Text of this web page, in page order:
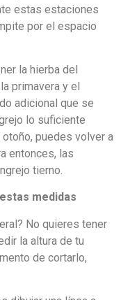
estas estaciones
por el espacio
la hierba del
primavera y el
adicional que se
lo suficiente
puedes volver a
entonces, las
tierno.
medidas
No quieres tener
la altura de tu
de cortarlo,